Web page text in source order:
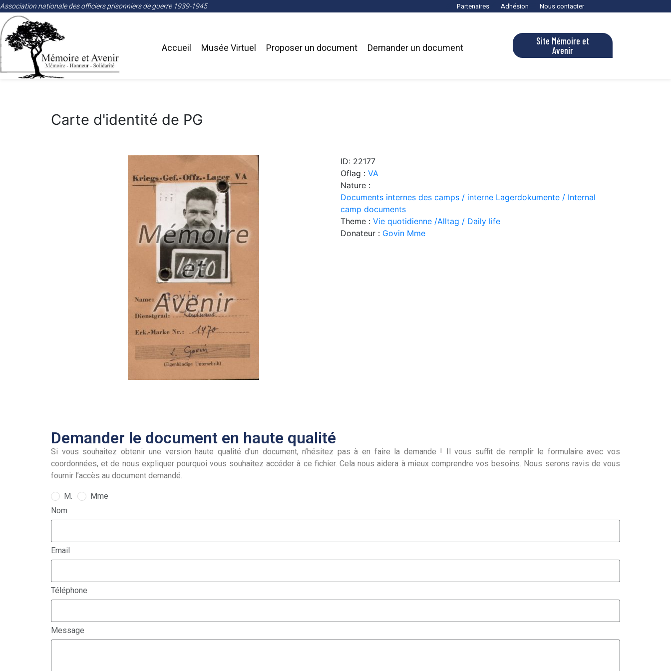
Association nationale des officiers prisonniers de guerre 1939-1945 Partenaires Adhésion Nous contacter
Accueil Musée Virtuel Proposer un document Demander un document
Site Mémoire et
Avenir
Carte d'identité de PG
ID: 22177
Oflag : VA
Nature :
Documents internes des camps / interne Lagerdokumente / Internal
camp documents
Theme : Vie quotidienne /Alltag / Daily life
Donateur : Govin Mme
Demander le document en haute qualité
Si vous souhaitez obtenir une version haute qualité d’un document, n’hésitez pas à en faire la demande ! Il vous suffit de remplir le formulaire avec vos
coordonnées, et de nous expliquer pourquoi vous souhaitez accéder à ce fichier. Cela nous aidera à mieux comprendre vos besoins. Nous serons ravis de vous
fournir l’accès au document demandé.
M.
Mme
Nom
Email
Téléphone
Message